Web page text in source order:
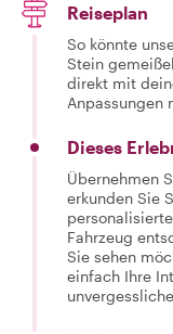
Reiseplan
So könnte
Stein
direkt mit
Anpassungen
Dieses
Übernehmen
erkunden Sie
Fahrzeug
Sie sehen
einfach Ihre